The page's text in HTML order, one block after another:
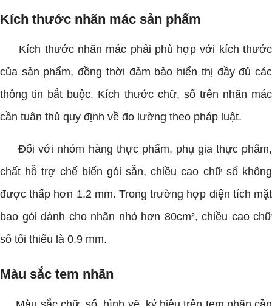
Kích thước nhãn mác sản phẩm
Kích thước nhãn mác phải phù hợp với kích thước
của sản phẩm, đồng thời đảm bảo hiển thị đầy đủ các
thông tin bắt buộc. Kích thước chữ, số trên nhãn mác
cần tuân thủ quy định về đo lường theo pháp luật.
Đối với nhóm hàng thực phẩm, phụ gia thực phẩm,
chất hỗ trợ chế biến gói sẵn, chiều cao chữ số không
được thấp hơn 1.2 mm. Trong trường hợp diện tích mặt
bao gói dành cho nhãn nhỏ hơn 80cm², chiều cao chữ
số tối thiểu là 0.9 mm.
Màu sắc tem nhãn